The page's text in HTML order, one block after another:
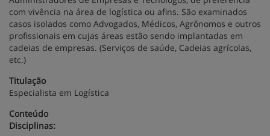
com vivência na área de logística ou afins. São examinados
casos isolados como Advogados, Médicos, Agrônomos e outros
profissionais em cujas áreas estão sendo implantadas em
cadeias de empresas. (Serviços de saúde, Cadeias agrícolas,
etc.)
Titulação
Especialista em Logística
Conteúdo
Disciplinas: